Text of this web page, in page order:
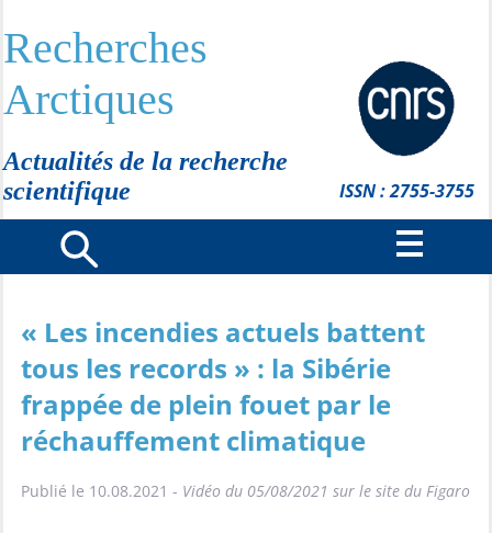
Recherches
Arctiques
Actualités de la recherche
scientifique
ISSN : 2755-3755
« Les incendies actuels battent
tous les records » : la Sibérie
frappée de plein fouet par le
réchauffement climatique
Publié le 10.08.2021 - Vidéo du 05/08/2021 sur le site du Figaro